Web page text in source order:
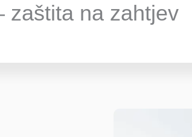
zaštita na zahtjev